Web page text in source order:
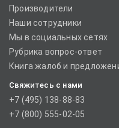
Производители
Наши сотрудники
Мы в социальных сетях
Рубрика вопрос-ответ
Книга жалоб и
Свяжитесь с нами
+7 (495) 138-88-83
+7 (800) 555-02-05